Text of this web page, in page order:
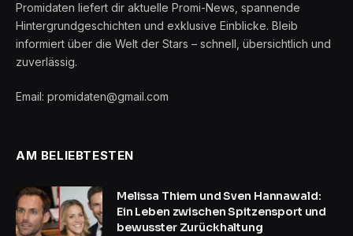
Promidaten liefert dir aktuelle Promi-News, spannende
Hintergrundgeschichten und exklusive Einblicke. Bleib
informiert über die Welt der Stars – schnell, übersichtlich und
zuverlässig.
Email: promidaten@gmail.com
AM BELIEBTESTEN
Melissa Thiem und Sven Hannawald:
Ein Leben zwischen Spitzensport und
bewusster Zurückhaltung